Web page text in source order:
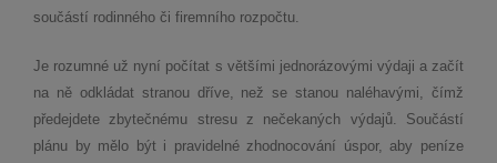
součástí rodinného či firemního rozpočtu.
Je rozumné už nyní počítat s většími jednorázovými výdaji a začít
na ně odkládat stranou dříve, než se stanou naléhavými, čímž
předejdete zbytečnému stresu z nečekaných výdajů. Součástí
plánu by mělo být i pravidelné zhodnocování úspor, aby peníze